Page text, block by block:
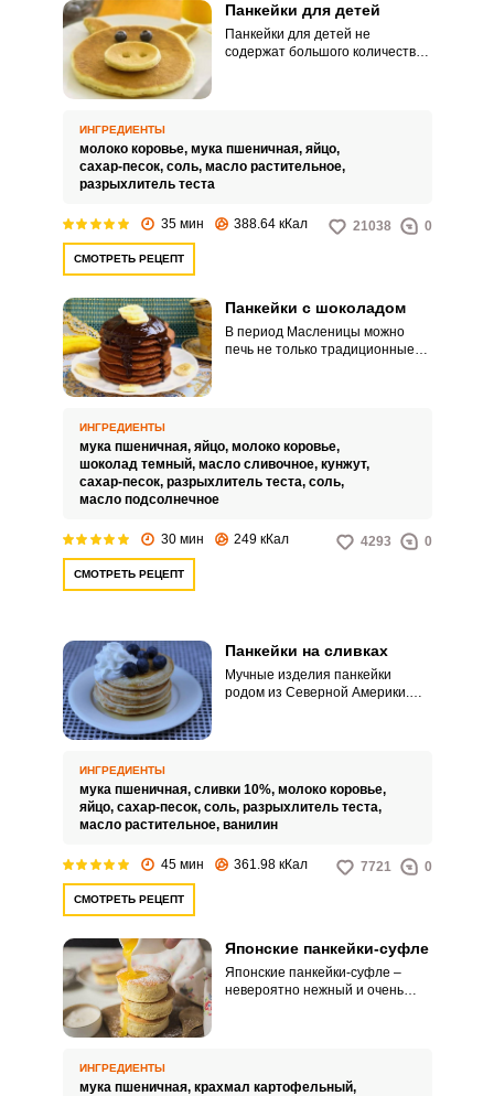
Панкейки для детей
Панкейки для детей не
содержат большого количества
ИНГРЕДИЕНТЫ
молоко коровье, мука пшеничная, яйцо,
сахар-песок, соль, масло растительное,
разрыхлитель теста
35 мин 388.64 кКал 21038 0
СМОТРЕТЬ РЕЦЕПТ
Панкейки с шоколадом
В период Масленицы можно
печь не только традиционные
ИНГРЕДИЕНТЫ
мука пшеничная, яйцо, молоко коровье,
шоколад темный, масло сливочное, кунжут,
сахар-песок, разрыхлитель теста, соль,
масло подсолнечное
30 мин 249 кКал 4293 0
СМОТРЕТЬ РЕЦЕПТ
Панкейки на сливках
Мучные изделия панкейки
родом из Северной Америки.
толстый, круглый блинчик
небольшого размера.
ИНГРЕДИЕНТЫ
мука пшеничная, сливки 10%, молоко коровье,
яйцо, сахар-песок, соль, разрыхлитель теста,
масло растительное, ванилин
45 мин 361.98 кКал 7721 0
СМОТРЕТЬ РЕЦЕПТ
Японские панкейки-суфле
Японские панкейки-суфле –
невероятно нежный и очень
ИНГРЕДИЕНТЫ
мука пшеничная, крахмал картофельный,